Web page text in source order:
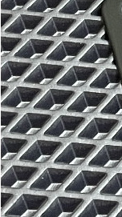
Вышивка
Примеры вышивки